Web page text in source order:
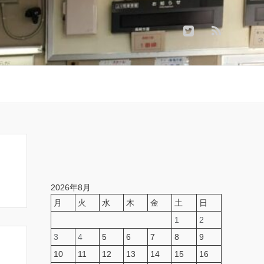
2026年8月
月
火 水 木 金 土
日
1
2
3
4 5 6 7 8
9
10
11 12 13 14 15 16